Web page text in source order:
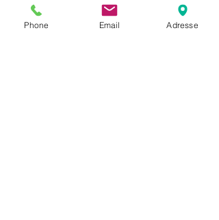
Technische Daten
Phone Email Adresse